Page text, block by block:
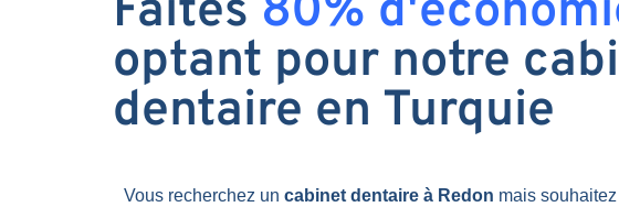
Faites 80%
optant pour notre
dentaire en Turquie
Vous recherchez un cabinet dentaire à Redon mais